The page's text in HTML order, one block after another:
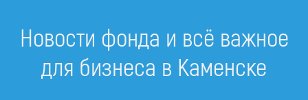
Новости фонда и всё важное
для бизнеса в Каменске